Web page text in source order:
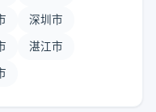
深圳市
湛江市